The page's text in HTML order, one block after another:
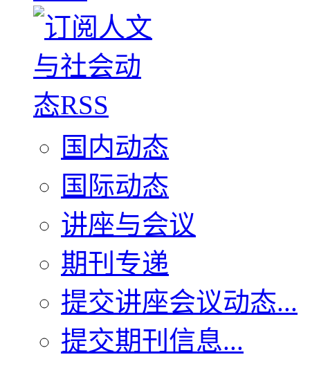
国内动态
国际动态
讲座与会议
期刊专递
提交讲座会议动态...
提交期刊信息...